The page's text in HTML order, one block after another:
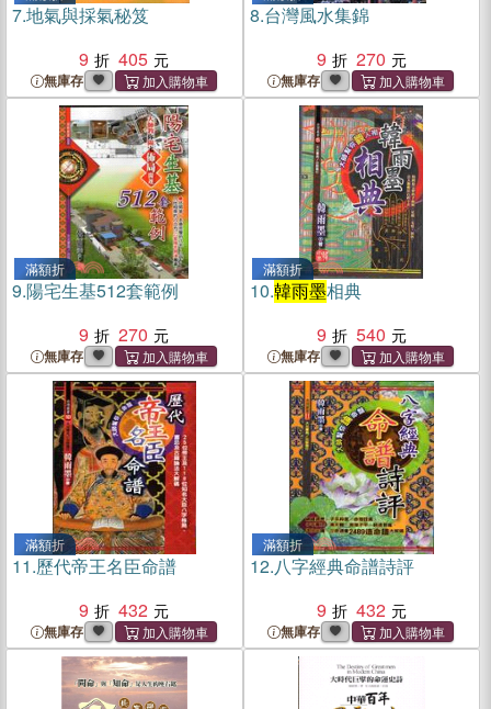
7.地氣與採氣秘笈
9
405
無庫存
8.台灣風水集錦
9
270
無庫存
滿額折
9.陽宅生基512套範例
9
270
無庫存
滿額折
10.韓雨墨相典
9
540
無庫存
滿額折
11.歷代帝王名臣命譜
9
432
無庫存
滿額折
12.八字經典命譜詩評
9
432
無庫存